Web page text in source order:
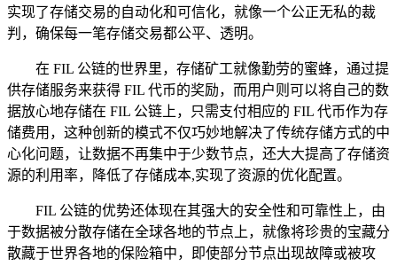
实现了存储交易的自动化和可信化，就像一个公正无私的裁
判，确保每一笔存储交易都公平、透明。
在 FIL 公链的世界里，存储矿工就像勤劳的蜜蜂，通过提
供存储服务来获得 FIL 代币的奖励，而用户则可以将自己的数
据放心地存储在 FIL 公链上，只需支付相应的 FIL 代币作为存
储费用，这种创新的模式不仅巧妙地解决了传统存储方式的中
心化问题，让数据不再集中于少数节点，还大大提高了存储资
源的利用率，降低了存储成本,实现了资源的优化配置。
FIL 公链的优势还体现在其强大的安全性和可靠性上，由
于数据被分散存储在全球各地的节点上，就像将珍贵的宝藏分
散藏于世界各地的保险箱中，即使部分节点出现故障或被攻